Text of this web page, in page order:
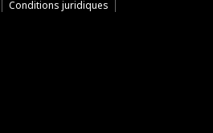
Conditions juridiques